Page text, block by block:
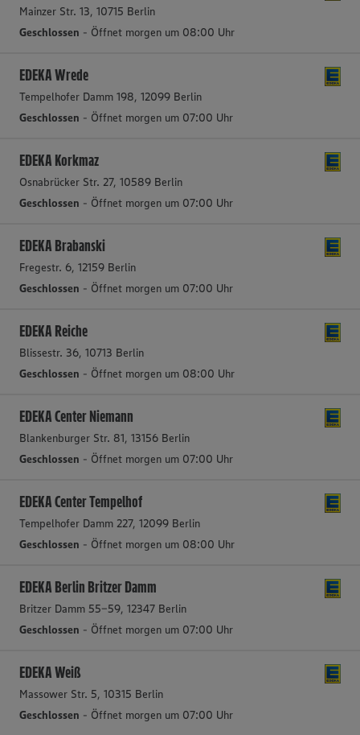
Mainzer Str. 13, 10715 Berlin
Geschlossen - Öffnet morgen um 08:00 Uhr
EDEKA Wrede
Tempelhofer Damm 198, 12099 Berlin
Geschlossen - Öffnet morgen um 07:00 Uhr
EDEKA Korkmaz
Osnabrücker Str. 27, 10589 Berlin
Geschlossen - Öffnet morgen um 07:00 Uhr
EDEKA Brabanski
Fregestr. 6, 12159 Berlin
Geschlossen - Öffnet morgen um 07:00 Uhr
EDEKA Reiche
Blissestr. 36, 10713 Berlin
Geschlossen - Öffnet morgen um 08:00 Uhr
EDEKA Center Niemann
Blankenburger Str. 81, 13156 Berlin
Geschlossen - Öffnet morgen um 07:00 Uhr
EDEKA Center Tempelhof
Tempelhofer Damm 227, 12099 Berlin
Geschlossen - Öffnet morgen um 08:00 Uhr
EDEKA Berlin Britzer Damm
Britzer Damm 55-59, 12347 Berlin
Geschlossen - Öffnet morgen um 07:00 Uhr
EDEKA Weiß
Massower Str. 5, 10315 Berlin
Geschlossen - Öffnet morgen um 07:00 Uhr